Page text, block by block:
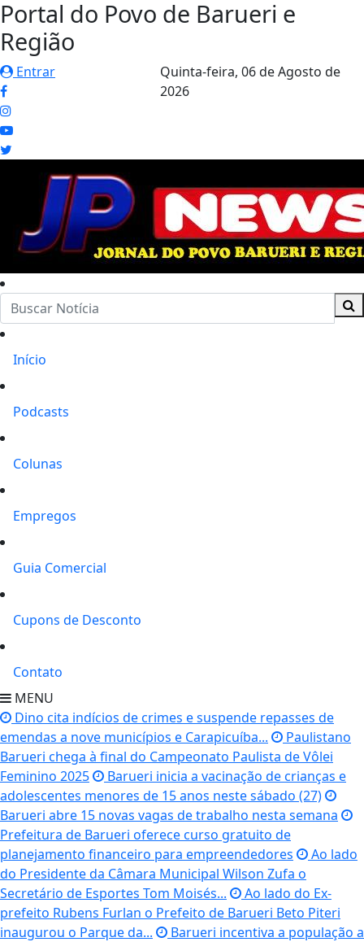
Portal do Povo de Barueri e
Região
Entrar Quinta-feira, 06 de Agosto de
2026
Início
Podcasts
Colunas
Empregos
Guia Comercial
Cupons de Desconto
Contato
MENU
Dino cita indícios de crimes e suspende repasses de
emendas a nove municípios e Carapicuíba...
Paulistano
Barueri chega à final do Campeonato Paulista de Vôlei
Feminino 2025
Barueri inicia a vacinação de crianças e
adolescentes menores de 15 anos neste sábado (27)
Barueri abre 15 novas vagas de trabalho nesta semana
Prefeitura de Barueri oferece curso gratuito de
planejamento financeiro para empreendedores
Ao lado
do Presidente da Câmara Municipal Wilson Zufa o
Secretário de Esportes Tom Moisés...
Ao lado do Ex-
prefeito Rubens Furlan o Prefeito de Barueri Beto Piteri
inaugurou o Parque da...
Barueri incentiva a população a